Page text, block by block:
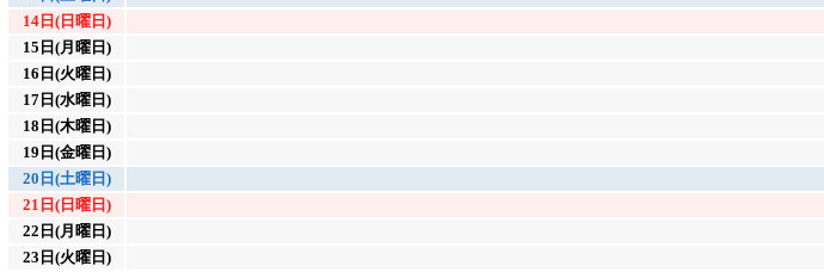
14日(日曜日)
15日(月曜日)
16日(火曜日)
17日(水曜日)
18日(木曜日)
19日(金曜日)
20日(土曜日)
21日(日曜日)
22日(月曜日)
23日(火曜日)